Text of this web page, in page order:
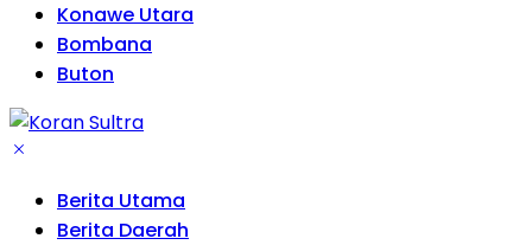
Konawe Utara
Bombana
Buton
Berita Utama
Berita Daerah